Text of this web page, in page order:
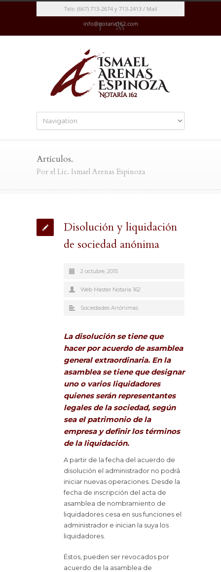
Tels: (667) 713-2674 y 713-2413 / Mail
info@notaria162.com
Artículos.
Por el Lic. Ismael Arenas Espinoza
Disolución y liquidación
de sociedad anónima
2 octubre, 2015
Web Master Notaria 162
Sociedades Anónimas
La disolución se tiene que
hacer por acuerdo de asamblea
general extraordinaria. En la
asamblea se tiene que designar
uno o varios liquidadores
quienes serán representantes
legales de la sociedad, según
sea el patrimonio de la
empresa y definir los términos
de la liquidación.
A partir de la fecha del acuerdo de
disolución el administrador no podrá
iniciar nuevas operaciones. Desde la
fecha de inscripción del acta de
asamblea de nombramiento de
liquidadores cesa en sus funciones el
administrador e inician la suya los
liquidadores.
Éstos, pueden ser revocados por
acuerdo de la asamblea de